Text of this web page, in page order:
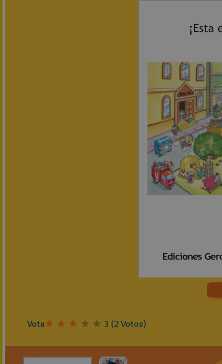
Vota 3 (2Votos)